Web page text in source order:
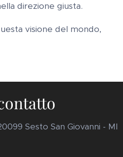
direzione giusta.
visione del mondo,
Sesto San Giovanni - MI